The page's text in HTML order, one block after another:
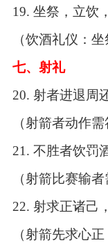
19. 坐祭，立饮
（饮酒礼仪：
七、射礼
20. 射者进退周
（射箭者动作
21. 不胜者饮罚
（射箭比赛输
22. 射求正诸己
（射箭先求心